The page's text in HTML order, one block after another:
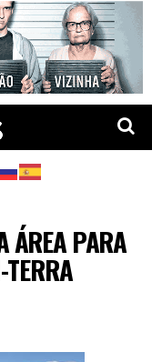
ÁREA PARA
TERRA